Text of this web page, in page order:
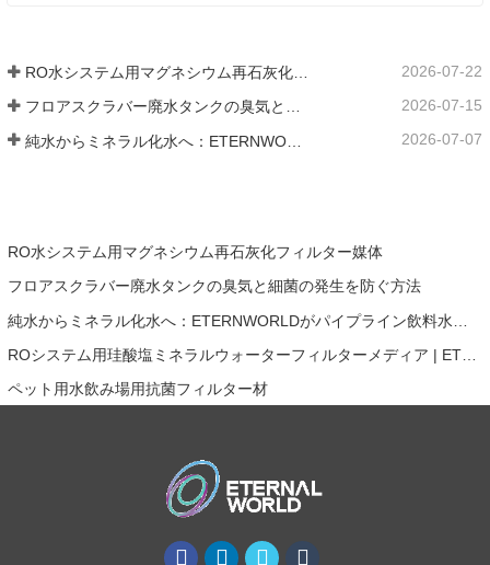
2026-07-22
フロアスクラバー廃水タンクの臭気と細菌の発生を防ぐ方法 2026-07-15
2026-07-07
RO水システム用マグネシウム再石灰化フィルター媒体
フロアスクラバー廃水タンクの臭気と細菌の発生を防ぐ方法
ペット用水飲み場用抗菌フィルター材